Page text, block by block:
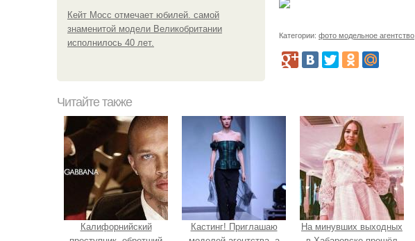
Кейт Мосс отмечает юбилей. самой
знаменитой модели Великобритании
исполнилось 40 лет.
Категории: фото модельное агентство
Читайте также
Калифорнийский
Кастинг! Приглашаю
На минувших выходных